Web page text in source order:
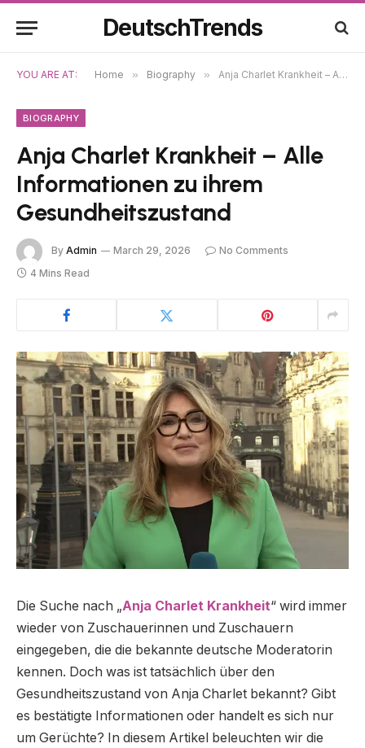
DeutschTrends
YOU ARE AT: Home » Biography » Anja Charlet Krankheit – Alle Informationen zu ihrem Gesundheitszustand
BIOGRAPHY
Anja Charlet Krankheit – Alle
Informationen zu ihrem
Gesundheitszustand
By Admin March 29, 2026
No Comments
4 Mins Read
Die Suche nach „Anja Charlet Krankheit“ wird immer
wieder von Zuschauerinnen und Zuschauern
eingegeben, die die bekannte deutsche Moderatorin
kennen. Doch was ist tatsächlich über den
Gesundheitszustand von Anja Charlet bekannt? Gibt
es bestätigte Informationen oder handelt es sich nur
um Gerüchte? In diesem Artikel beleuchten wir die